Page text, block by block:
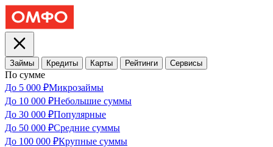
Займы Кредиты Карты Рейтинги Сервисы
По сумме
До 5 000 ₽Микрозаймы
До 10 000 ₽Небольшие суммы
До 30 000 ₽Популярные
До 50 000 ₽Средние суммы
До 100 000 ₽Крупные суммы